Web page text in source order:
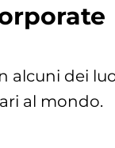
alcuni dei
al mondo.